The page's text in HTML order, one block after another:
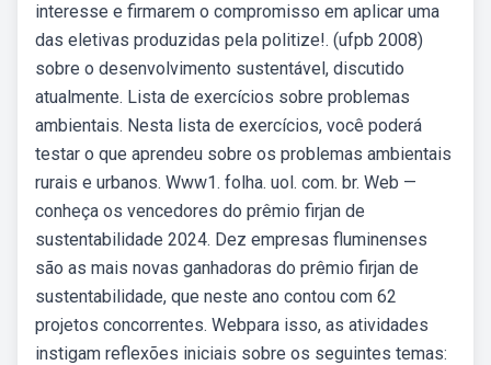
interesse e firmarem o compromisso em aplicar uma
das eletivas produzidas pela politize!. (ufpb 2008)
sobre o desenvolvimento sustentável, discutido
atualmente. Lista de exercícios sobre problemas
ambientais. Nesta lista de exercícios, você poderá
testar o que aprendeu sobre os problemas ambientais
rurais e urbanos. Www1. folha. uol. com. br. Web —
conheça os vencedores do prêmio firjan de
sustentabilidade 2024. Dez empresas fluminenses
são as mais novas ganhadoras do prêmio firjan de
sustentabilidade, que neste ano contou com 62
projetos concorrentes. Webpara isso, as atividades
instigam reflexões iniciais sobre os seguintes temas: